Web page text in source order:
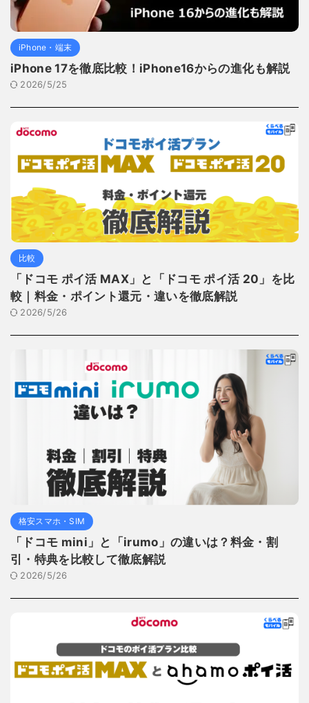
iPhone・端末
iPhone 17を徹底比較！iPhone16からの進化も解説
2026/5/25
比較
「ドコモ ポイ活 MAX」と「ドコモ ポイ活 20」を比
較｜料金・ポイント還元・違いを徹底解説
2026/5/26
格安スマホ・SIM
「ドコモ mini」と「irumo」の違いは？料金・割
引・特典を比較して徹底解説
2026/5/26